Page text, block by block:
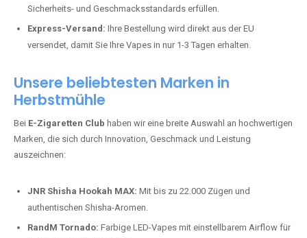
Sicherheits- und Geschmacksstandards erfüllen.
Express-Versand: Ihre Bestellung wird direkt aus der EU
versendet, damit Sie Ihre Vapes in nur 1-3 Tagen erhalten.
Unsere beliebtesten Marken in
Herbstmühle
Bei E-Zigaretten Club haben wir eine breite Auswahl an hochwertigen
Marken, die sich durch Innovation, Geschmack und Leistung
auszeichnen:
JNR Shisha Hookah MAX: Mit bis zu 22.000 Zügen und
authentischen Shisha-Aromen.
RandM Tornado: Farbige LED-Vapes mit einstellbarem Airflow für